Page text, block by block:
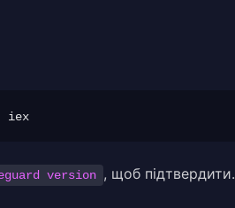
version , щоб підтвердити.